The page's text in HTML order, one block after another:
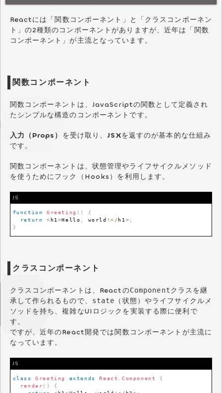
Reactには「関数コンポーネント」と「クラスコンポーネン
ト」の2種類のコンポーネントがありますが、近年は「関数
コンポーネント」が主流となっています。
関数コンポーネント
関数コンポーネントは、JavaScriptの関数として定義され
たシンプルな構造のコンポーネントです。
入力（Props） を受け取り、 JSXを返すのが基本的な仕組み
です。
関数コンポーネントは、状態管理やライフサイクルメソッド
を使うためにフック（Hooks）を利用します。
JS
function Greeting ( )
{
return
< h1 >Hello world !< / h1 > ;
}
クラスコンポーネント
クラスコンポーネントは、ReactのComponentクラスを継
承して作られるもので、
state
（状態）やライフサイクルメ
ソッドを持ち、複雑なUIロジックを実装する際に便利で
す。
ですが、近年のReact開発では関数コンポーネントが主流に
なっています。
JS
class Greeting extends React Component
{
render ( )
{